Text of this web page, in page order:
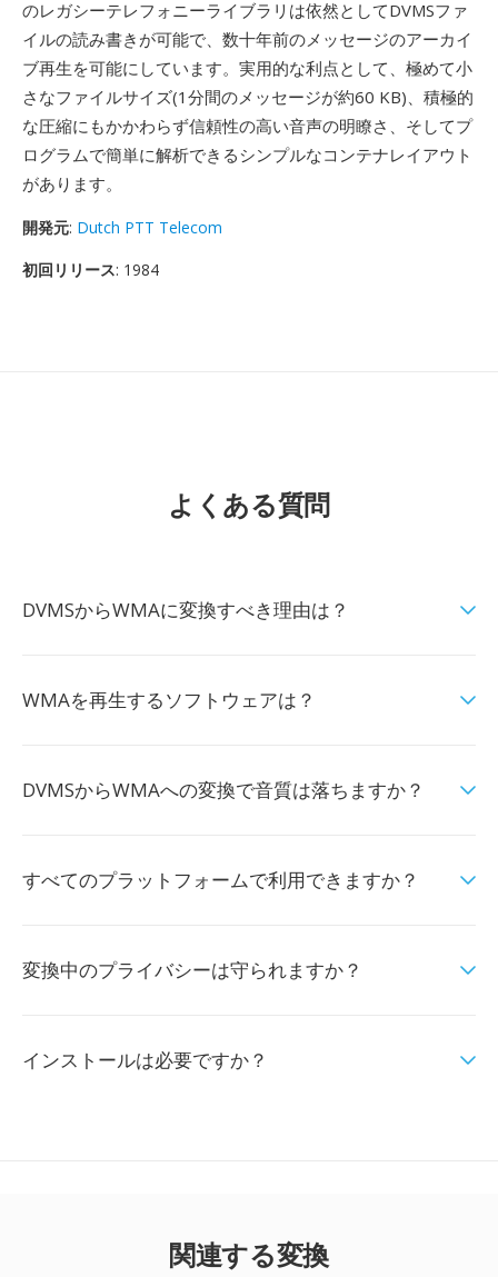
のレガシーテレフォニーライブラリは依然としてDVMSファ
イルの読み書きが可能で、数十年前のメッセージのアーカイ
ブ再生を可能にしています。実用的な利点として、極めて小
さなファイルサイズ(1分間のメッセージが約60 KB)、積極的
な圧縮にもかかわらず信頼性の高い音声の明瞭さ、そしてプ
ログラムで簡単に解析できるシンプルなコンテナレイアウト
があります。
開発元: Dutch PTT Telecom
初回リリース: 1984
よくある質問
DVMSからWMAに変換すべき理由は？
WMAを再生するソフトウェアは？
DVMSからWMAへの変換で音質は落ちますか？
すべてのプラットフォームで利用できますか？
変換中のプライバシーは守られますか？
インストールは必要ですか？
関連する変換